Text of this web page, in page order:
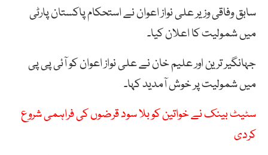
سابق وفاقی وزیر علی نواز اعوان نے استحکام پاکستان پارٹی
میں شمولیت کا اعلان کیا۔
جہانگیر ترین اور علیم خان نے علی نواز اعوان کو آئی پی پی
میں شمولیت پر خوش آمدید کہا۔
سٹیٹ بینک نے خواتین کو بلا سود قرضوں کی فراہمی شروع
کردی